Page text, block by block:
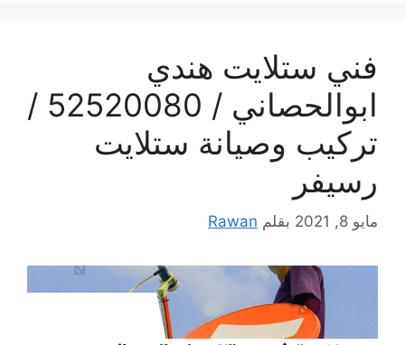
فني ستلايت هندي
ابوالحصاني / 52520080 /
تركيب وصيانة ستلايت
رسيفر
مايو 8, 2021 بقلم Rawan